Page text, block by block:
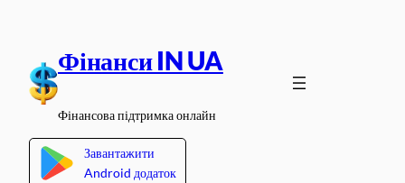
вмісту
Фінанси IN UA
Фінансова підтримка онлайн
Завантажити
Android додаток